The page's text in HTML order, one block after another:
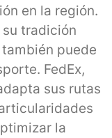
en la región.
su tradición
puede
FedEx,
sus rutas
la